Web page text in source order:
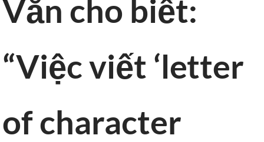
Văn cho biết:
“Việc viết ‘letter
of character